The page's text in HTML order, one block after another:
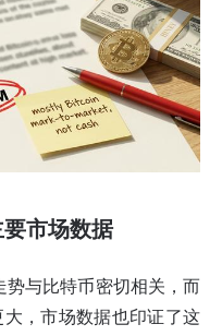
市场数据
势与比特币密切相关，而
，市场数据也印证了这